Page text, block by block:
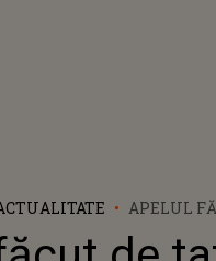
APELUL
ADUS